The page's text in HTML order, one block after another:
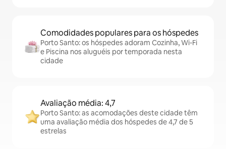
Comodidades populares para os hóspedes
Porto Santo: os hóspedes adoram Cozinha, Wi-Fi
e Piscina nos aluguéis por temporada nesta
cidade
Avaliação média: 4,7
Porto Santo: as acomodações deste cidade têm
uma avaliação média dos hóspedes de 4,7 de 5
estrelas